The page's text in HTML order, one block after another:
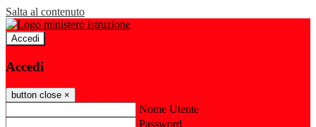
Salta al contenuto
Accedi
Accedi
button close ×
Nome Utente
Password